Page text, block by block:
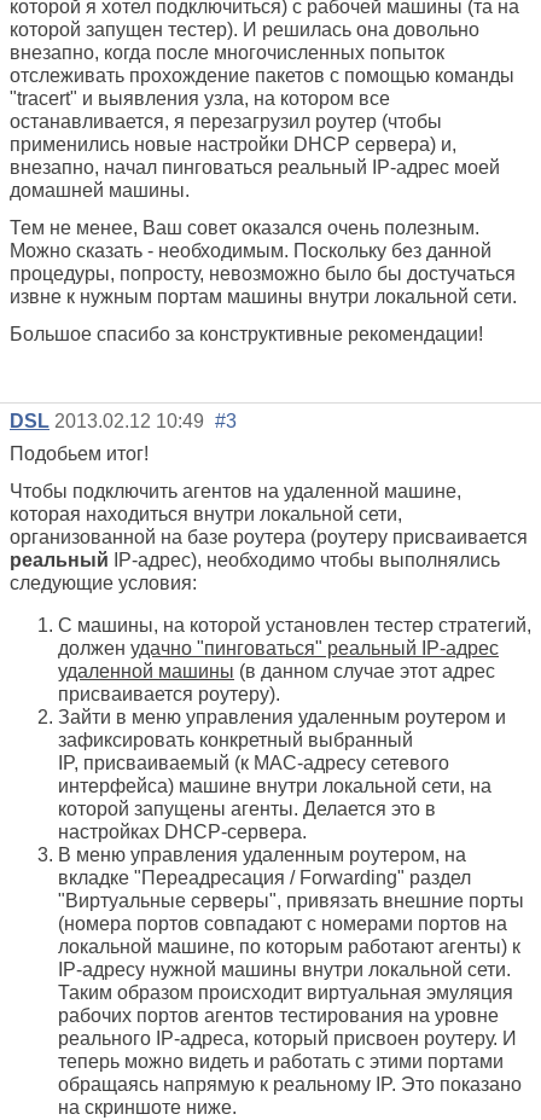
которой я хотел подключиться) с рабочей машины (та на
которой запущен тестер). И решилась она довольно
внезапно, когда после многочисленных попыток
отслеживать прохождение пакетов с помощью команды
"tracert" и выявления узла, на котором все
останавливается, я перезагрузил роутер (чтобы
применились новые настройки DHCP сервера) и,
внезапно, начал пинговаться реальный IP-адрес моей
домашней машины.
Тем не менее, Ваш совет оказался очень полезным.
Можно сказать - необходимым. Поскольку без данной
процедуры, попросту, невозможно было бы достучаться
извне к нужным портам машины внутри локальной сети.
Большое спасибо за конструктивные рекомендации!
DSL 2013.02.12 10:49 #3
Подобьем итог!
Чтобы подключить агентов на удаленной машине,
которая находиться внутри локальной сети,
организованной на базе роутера (роутеру присваивается
реальный IP-адрес), необходимо чтобы выполнялись
следующие условия:
С машины, на которой установлен тестер стратегий,
должен удачно "пинговаться" реальный IP-адрес
удаленной машины (в данном случае этот адрес
присваивается роутеру).
Зайти в меню управления удаленным роутером и
зафиксировать конкретный выбранный
IP, присваиваемый (к MAC-адресу сетевого
интерфейса) машине внутри локальной сети, на
которой запущены агенты. Делается это в
настройках DHCP-сервера.
В меню управления удаленным роутером, на
вкладке "Переадресация / Forwarding" раздел
"Виртуальные серверы", привязать внешние порты
(номера портов совпадают с номерами портов на
локальной машине, по которым работают агенты) к
IP-адресу нужной машины внутри локальной сети.
Таким образом происходит виртуальная эмуляция
рабочих портов агентов тестирования на уровне
реального IP-адреса, который присвоен роутеру. И
теперь можно видеть и работать с этими портами
обращаясь напрямую к реальному IP. Это показано
на скриншоте ниже.